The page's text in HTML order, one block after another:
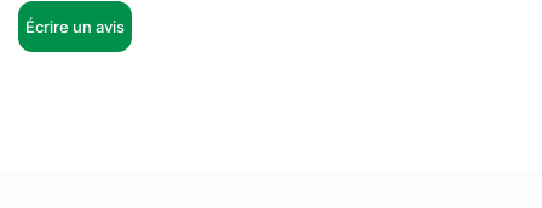
Écrire un avis